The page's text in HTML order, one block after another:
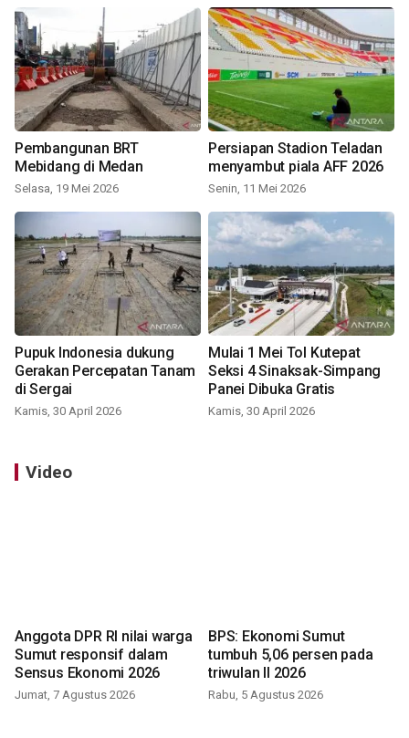
Pembangunan BRT
Mebidang di Medan
Selasa, 19 Mei 2026
Persiapan Stadion Teladan
menyambut piala AFF 2026
Senin, 11 Mei 2026
Pupuk Indonesia dukung
Gerakan Percepatan Tanam
di Sergai
Kamis, 30 April 2026
Mulai 1 Mei Tol Kutepat
Seksi 4 Sinaksak-Simpang
Panei Dibuka Gratis
Kamis, 30 April 2026
Video
Anggota DPR RI nilai warga
Sumut responsif dalam
Sensus Ekonomi 2026
Jumat, 7 Agustus 2026
BPS: Ekonomi Sumut
tumbuh 5,06 persen pada
triwulan II 2026
Rabu, 5 Agustus 2026